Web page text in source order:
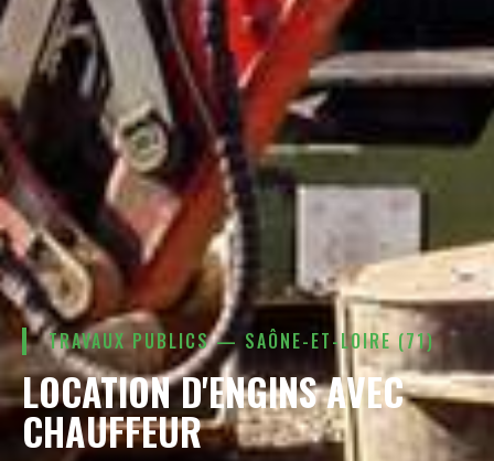
TRAVAUX PUBLICS — SAÔNE-ET-LOIRE (71)
LOCATION D'ENGINS AVEC
CHAUFFEUR